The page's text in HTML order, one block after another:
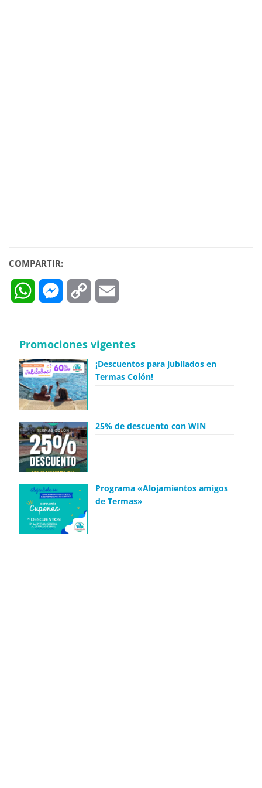
COMPARTIR:
WhatsAppMessenger
Copy
Promociones vigentes
¡Descuentos para jubilados en
Termas Colón!
25% de descuento con WIN
Programa «Alojamientos amigos
de Termas»